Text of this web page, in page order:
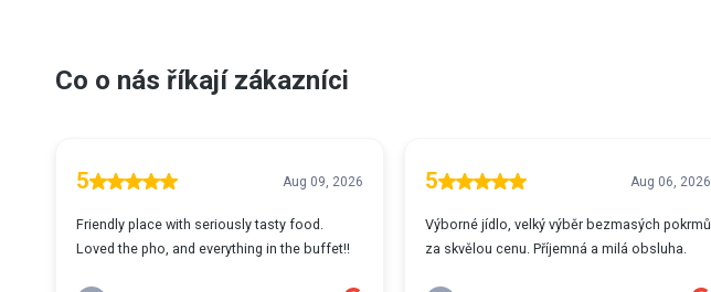
Co o nás říkají zákazníci
5 Aug 09, 2026
Friendly place with seriously tasty food.
Loved the pho, and everything in the buffet!!
5 Aug 06, 2026
Výborné jídlo, velký výběr bezmasých pokrmů
za skvělou cenu. Příjemná a milá obsluha.